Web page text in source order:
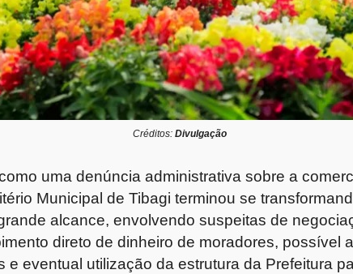
Créditos: Divulgação
uma denúncia administrativa sobre a
Municipal de Tibagi terminou se
alcance, envolvendo suspeitas de
direto de dinheiro de moradores, possível
e eventual utilização da estrutura da Prefeitura